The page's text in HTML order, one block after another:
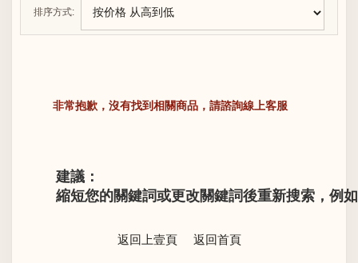
排序方式:
非常抱歉，沒有找到相關商品，請諮詢線上客服
建議：
縮短您的關鍵詞或更改關鍵詞後重新搜索，例
返回上壹頁 返回首頁